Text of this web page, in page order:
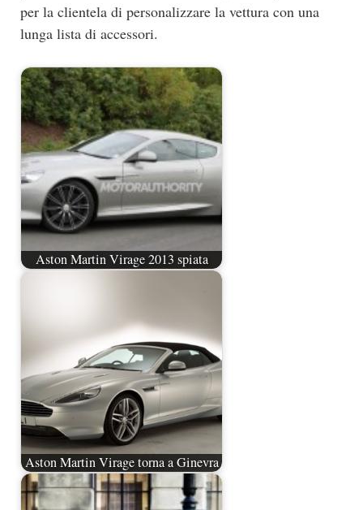
per la clientela di personalizzare la vettura con una
lunga lista di accessori.
Aston Martin Virage 2013 spiata
Aston Martin Virage torna a Ginevra